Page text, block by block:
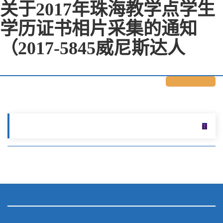
关于2017年珠海教学点学生
学历证书相片采集的通知
（2017-5845威尼斯达人